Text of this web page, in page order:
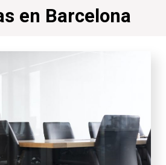
en Barcelona